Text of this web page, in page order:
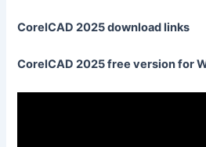
CorelCAD 2025 download links
CorelCAD 2025 free version for